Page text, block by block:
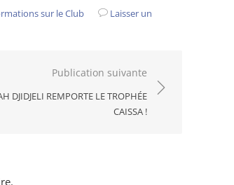
sur le Club
Laisser un
Publication suivante
DJIDJELI REMPORTE LE TROPHÉE
CAISSA !